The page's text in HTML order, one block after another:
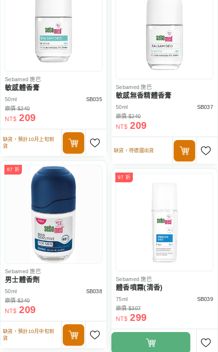
Sebamed施巴
敏感體香膏
50ml
SB035
原價 $240
NT$ 209
缺貨，預計10月上旬到
貨
Sebamed施巴
敏感無香精體香膏
50ml
SB037
原價 $240
NT$ 209
缺貨，待德國出貨
87 折
Sebamed施巴
男士體香劑
50ml
SB038
原價 $240
NT$ 209
缺貨，預計10月中旬到
貨
97 折
Sebamed施巴
體香噴霧(清香)
75ml
SB039
原價 $307
NT$ 299